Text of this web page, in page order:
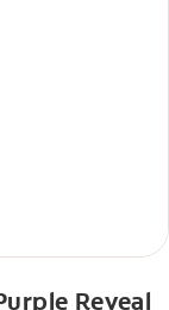
Reveal